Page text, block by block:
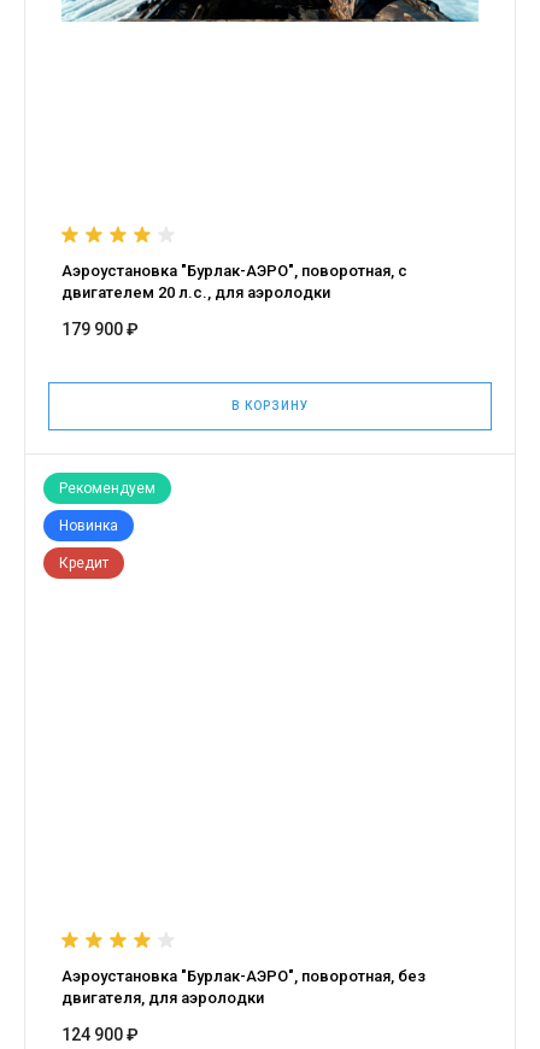
Аэроустановка "Бурлак-АЭРО", поворотная, с
двигателем 20 л.с., для аэролодки
179 900 ₽
В КОРЗИНУ
Рекомендуем
Новинка
Кредит
Аэроустановка "Бурлак-АЭРО", поворотная, без
двигателя, для аэролодки
124 900 ₽